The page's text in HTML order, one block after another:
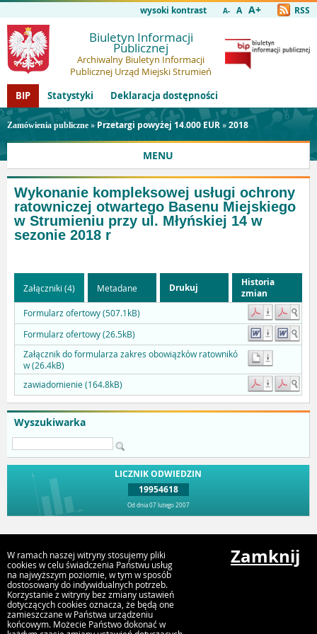
wysoki kontrast A- A A+ RSS
Biuletyn Informacji
Publicznej
Archiwalny Biuletyn Informacji
Publicznej Urząd Miejski Strumień
BIP
Statystyki Deklaracja dostępności
Zamówienia publiczne » Przetargi powyżej 14.000 EUR»2018
MENU
Wyszukiwarka
LICZNIK ODWIEDZIN
19954618
Od dnia 07 lutego 2007
Wykonanie kompleksowej usługi ochrony
ratowniczej otwartego Basenu Miejskiego
w Strumieniu przy ul. Młyńskiej 14 w
sezonie 2018 r
Załączniki (4) Metadane Drukuj
Historia
zmian
Formularz ofertowy (507.1kB)
Formularz ofertowy (26.5kB)
Załącznik do formularza zakres obowiązków ratownikó
w (26.4kB)
zawiadomienie (164.8kB)
Urząd Miejski Strumień
ul. Rynek 4, 43-246 Strumień
W ramach naszej witryny stosujemy pliki
cookies w celu świadczenia Państwu usług
na najwyższym poziomie, w tym w sposób
dostosowany do indywidualnych potrzeb.
Korzystanie z witryny bez zmiany ustawień
dotyczących cookies oznacza, że będą one
zamieszczane w Państwa urządzeniu
końcowym. Możecie Państwo dokonać w
Zamknij